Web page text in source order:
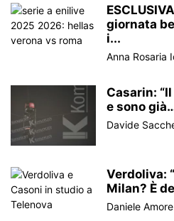
giornata
i...
Anna Rosaria
Casarin:
e sono
Davide
Verdoliva:
Milan? È
Daniele Amore